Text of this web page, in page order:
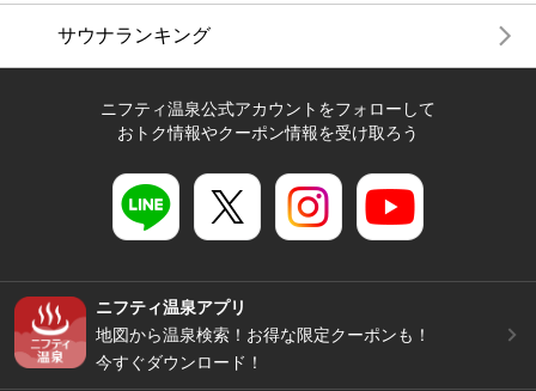
サウナランキング
ニフティ温泉公式アカウントをフォローして
おトク情報やクーポン情報を受け取ろう
ニフティ温泉アプリ
地図から温泉検索！お得な限定クーポンも！
今すぐダウンロード！